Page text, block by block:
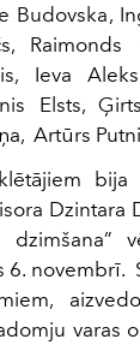
Budovska,
Raimonds
Ieva
Elsts,
Artūrs
bija
Dzintara
dzimšana”
6. novembrī.
varas